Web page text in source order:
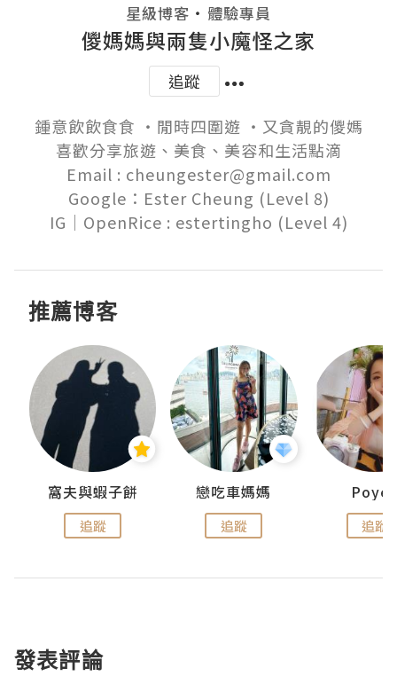
星級博客 ・ 體驗專員
儍媽媽與兩隻小魔怪之家
追蹤
鍾意飲飲食食 ‧閒時四圍遊 ‧又貪靚的儍媽
喜歡分享旅遊、美食、美容和生活點滴
Email : cheungester@gmail.com
Google：Ester Cheung (Level 8)
推薦博客
窩夫與蝦子餅
追蹤
戀吃車媽媽
追蹤 追蹤
發表評論